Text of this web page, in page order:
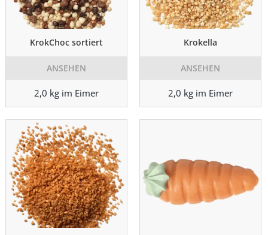
KrokChoc sortiert
ANSEHEN
2,0 kg im Eimer
Krokella
ANSEHEN
2,0 kg im Eimer